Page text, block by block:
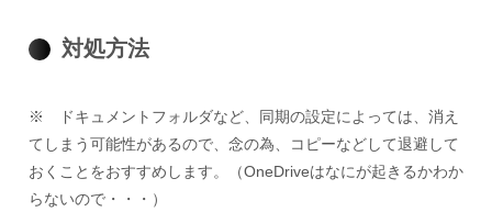
対処方法
※ ドキュメントフォルダなど、同期の設定によっては、消え
てしまう可能性があるので、念の為、コピーなどして退避して
おくことをおすすめします。（OneDriveはなにが起きるかわか
らないので・・・）